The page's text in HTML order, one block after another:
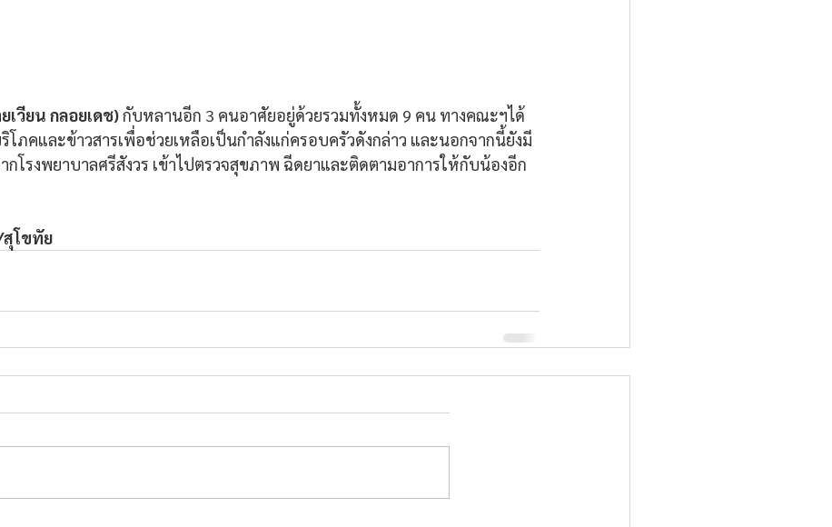
เวียน กลอยเดช) กับหลานอีก 3 คนอาศัยอยู่ด้วยรวมทั้งหมด 9 คน ทางคณะฯได้
ภคและข้าวสารเพื่อช่วยเหลือเป็นกำลังแก่ครอบครัวดังกล่าว และนอกจากนี้ยังมี
โรงพยาบาลศรีสังวร เข้าไปตรวจสุขภาพ ฉีดยาและติดตามอาการให้กับน้องอีก
โขทัย